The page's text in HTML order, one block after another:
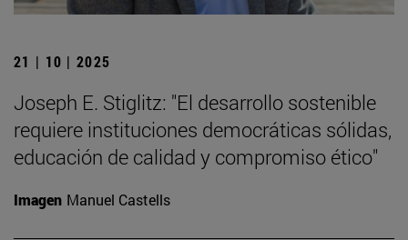
21 | 10 | 2025
Joseph E. Stiglitz: "El desarrollo sostenible
requiere instituciones democráticas sólidas,
educación de calidad y compromiso ético"
Imagen Manuel Castells